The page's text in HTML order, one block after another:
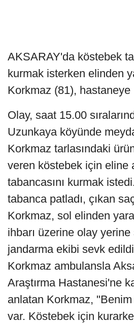
AKSARAY'da köstebek
kurmak isterken elinden
Korkmaz (81), hastaneye
Olay, saat 15.00
Uzunkaya köyünde
Korkmaz tarlasındaki
veren köstebek için eline
tabancasını kurmak
tabanca patladı, çıkan
Korkmaz, sol elinden
ihbarı üzerine olay yerine
jandarma ekibi sevk
Korkmaz ambulansla
Araştırma Hastanesi'ne
anlatan Korkmaz,
var. Köstebek için